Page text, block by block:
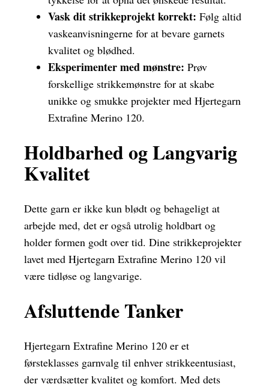
Vask dit strikkeprojekt korrekt: Følg altid
vaskeanvisningerne for at bevare garnets
kvalitet og blødhed.
Eksperimenter med mønstre: Prøv
forskellige strikkemønstre for at skabe
unikke og smukke projekter med Hjertegarn
Extrafine Merino 120.
Holdbarhed og Langvarig
Kvalitet
Dette garn er ikke kun blødt og behageligt at
arbejde med, det er også utrolig holdbart og
holder formen godt over tid. Dine strikkeprojekter
lavet med Hjertegarn Extrafine Merino 120 vil
være tidløse og langvarige.
Afsluttende Tanker
Hjertegarn Extrafine Merino 120 er et
førsteklasses garnvalg til enhver strikkeentusiast,
der værdsætter kvalitet og komfort. Med dets